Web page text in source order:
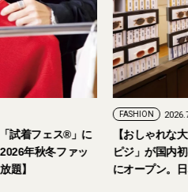
試着フェス®︎」に
年秋冬ファッ
題】
FASHION
【おしゃれな
ピジ」が国内
にオープン。